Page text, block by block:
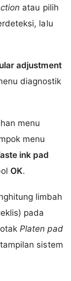
atau pilih
lalu
adjustment
diagnostik
menu
menu
ink pad
OK.
limbah
pada
Platen pad
sistem